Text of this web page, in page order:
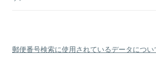
郵便番号検索に使用されているデータについ